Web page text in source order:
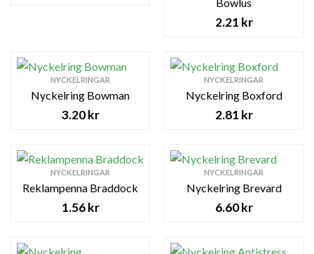
Bowlus
2.21 kr
NYCKELRINGAR
Nyckelring Bowman
3.20kr
NYCKELRINGAR
Nyckelring Boxford
2.81 kr
NYCKELRINGAR
Reklampenna Braddock
1.56kr
NYCKELRINGAR
Nyckelring Brevard
6.60kr